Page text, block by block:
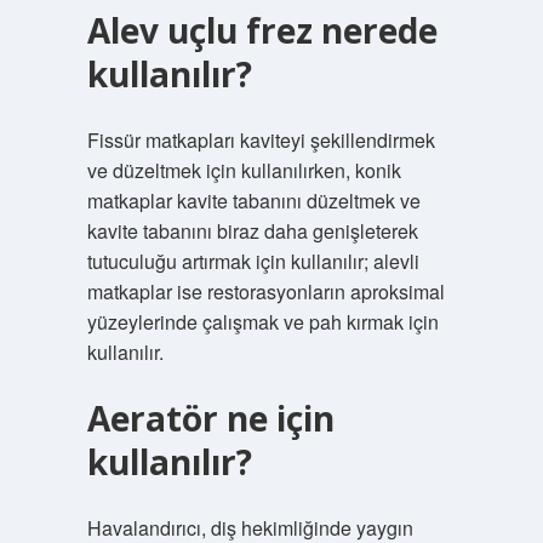
Alev uçlu frez nerede
kullanılır?
Fissür matkapları kaviteyi şekillendirmek
ve düzeltmek için kullanılırken, konik
matkaplar kavite tabanını düzeltmek ve
kavite tabanını biraz daha genişleterek
tutuculuğu artırmak için kullanılır; alevli
matkaplar ise restorasyonların aproksimal
yüzeylerinde çalışmak ve pah kırmak için
kullanılır.
Aeratör ne için
kullanılır?
Havalandırıcı, diş hekimliğinde yaygın